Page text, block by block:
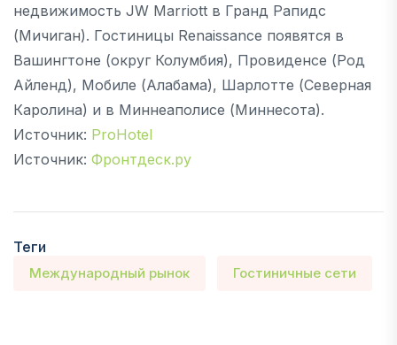
недвижимость JW Marriott в Гранд Рапидс
(Мичиган). Гостиницы Renaissance появятся в
Вашингтоне (округ Колумбия), Провиденсе (Род
Айленд), Мобиле (Алабама), Шарлотте (Северная
Каролина) и в Миннеаполисе (Миннесота).
Источник: ProHotel
Источник: Фронтдеск.ру
Теги
Международный рынок Гостиничные сети